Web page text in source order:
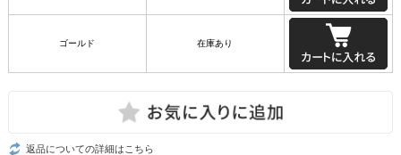
ゴールド 在庫あり
返品についての詳細はこちら